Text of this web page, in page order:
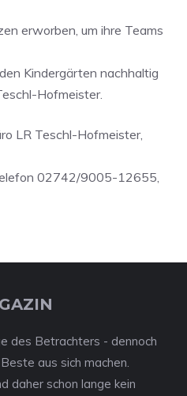
erworben, um ihre Teams
Kindergärten nachhaltig
Hofmeister.
LR Teschl-Hofmeister,
02742/9005-12655,
des Betrachters - dennoch
aus sich machen.
daher schon lange kein